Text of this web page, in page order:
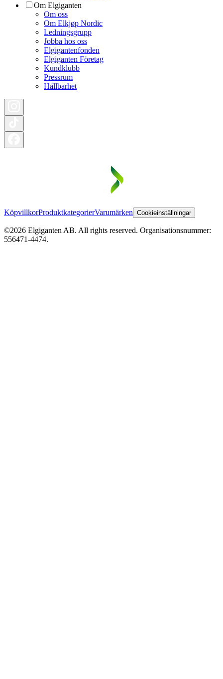
Om Elgiganten
Om oss
Om Elkjøp Nordic
Ledningsgrupp
Jobba hos oss
Elgigantenfonden
Elgiganten Företag
Kundklubb
Pressrum
Hållbarhet
KöpvillkorProduktkategorierVarumärken Cookieinställningar
©2026 Elgiganten AB. All rights reserved. Organisationsnummer:
556471-4474.